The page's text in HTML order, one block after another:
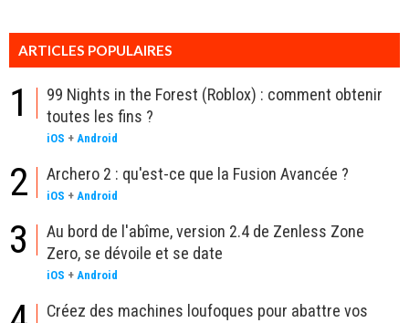
ARTICLES POPULAIRES
1
99 Nights in the Forest (Roblox) : comment obtenir
toutes les fins ?
iOS + Android
2 Archero 2 : qu'est-ce que la Fusion Avancée ?
iOS + Android
3
Au bord de l'abîme, version 2.4 de Zenless Zone
Zero, se dévoile et se date
iOS + Android
Créez des machines loufoques pour abattre vos